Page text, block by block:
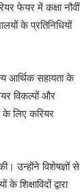
फेयर में कक्षा नौवीं
के प्रतिनिधियों
आर्थिक सहायता के
विकल्पों और
के लिए करियर
उन्होंने विशेषज्ञों से
द्वारा